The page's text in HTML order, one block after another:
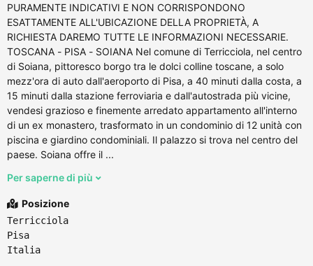
PURAMENTE INDICATIVI E NON CORRISPONDONO
ESATTAMENTE ALL'UBICAZIONE DELLA PROPRIETÀ, A
RICHIESTA DAREMO TUTTE LE INFORMAZIONI NECESSARIE.
TOSCANA - PISA - SOIANA Nel comune di Terricciola, nel centro
di Soiana, pittoresco borgo tra le dolci colline toscane, a solo
mezz'ora di auto dall'aeroporto di Pisa, a 40 minuti dalla costa, a
15 minuti dalla stazione ferroviaria e dall'autostrada più vicine,
vendesi grazioso e finemente arredato appartamento all'interno
di un ex monastero, trasformato in un condominio di 12 unità con
piscina e giardino condominiali. Il palazzo si trova nel centro del
paese. Soiana offre il ...
Per saperne di più
Posizione
Terricciola
Pisa
Italia